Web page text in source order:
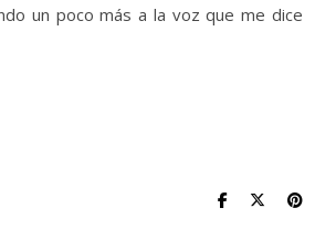
un poco más a la voz que me dice